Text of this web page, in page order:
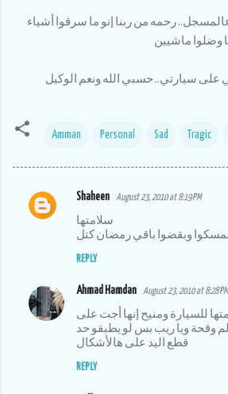
رحمه من ربنا إنو ما سرقوا أشياء
Amman Personal Sad Tragic
C
e
n
Shaheen August 23, 2010 at 8:19 PM
سلامتها
وبقضوا باقي رمضان كتل
REPLY
Ahmad Hamdan August 23, 2010 at 8:28 PM
للسيارة ومنيح إنها أجت على
وقحة ويا ريب بس لو يطبقو حد
قطع اليد على هالأشكال
REPLY